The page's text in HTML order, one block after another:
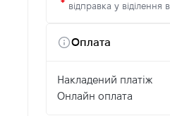
відправка у віділення
Оплата
Накладений платіж
Онлайн оплата